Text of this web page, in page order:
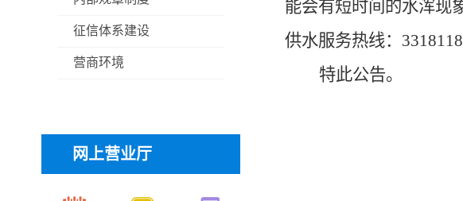
征信体系建设
营商环境
网上营业厅
能会有短时间的水浑现
供水服务热线： 3318118
特此公告。